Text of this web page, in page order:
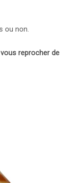
ou non.
reprocher de